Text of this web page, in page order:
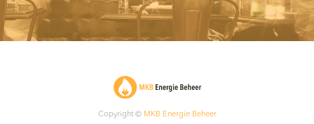
Copyright © MKB Energie Beheer